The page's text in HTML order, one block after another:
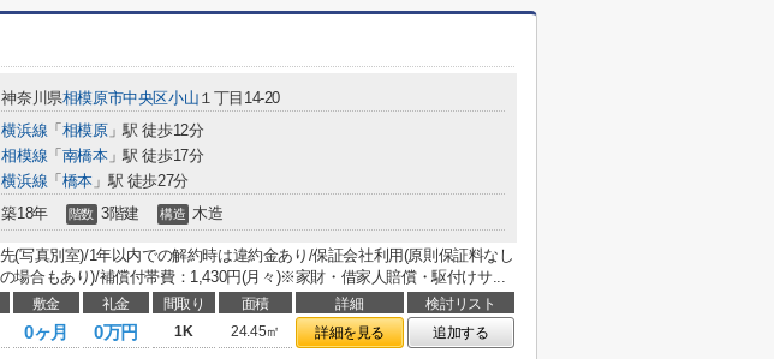
神奈川県相模原市中央区小山 １丁目14-20
横浜線 「 相模原」駅 徒歩12分
相模線 「 南橋本」駅 徒歩17分
横浜線 「 橋本 」駅 徒歩27分
築18年 階数 3階建 構造 木造
(写真別室)/1年以内での解約時は違約金あり/保証会社利用(原則保証料なし
場合もあり)/補償付帯費：1,430円(月々)※家財・借家人賠償・駆付けサ...
敷金 礼金 間取り 面積 詳細
検討リスト
0ヶ月 0万円 1K 24.45㎡ 詳細を見る 追加する